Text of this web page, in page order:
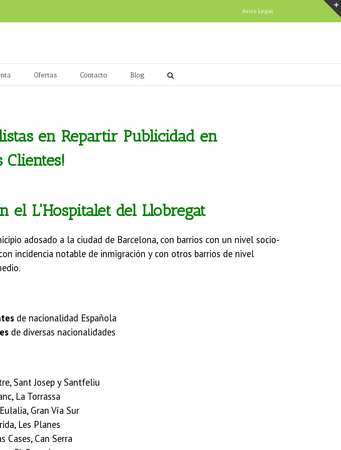
Aviso Legal
Ofertas Contacto Blog
en Repartir Publicidad en
Clientes!
el L'Hospitalet del Llobregat
adosado a la ciudad de Barcelona, con barrios con un nivelsocio-
incidencia notable de inmigración y con otros barrios denivel
de nacionalidad Española
de diversas nacionalidades
Sant Josep y Santfeliu
La Torrassa
Gran Vía Sur
Les Planes
Cases, Can Serra